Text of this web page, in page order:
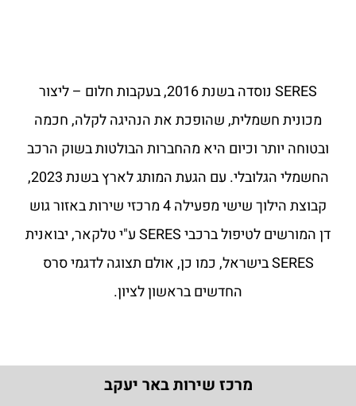
SERES נוסדה בשנת 2016, בעקבות חלום – ליצור
מכונית חשמלית, שהופכת את הנהיגה לקלה, חכמה
ובטוחה יותר וכיום היא מהחברות הבולטות בשוק הרכב
החשמלי הגלובלי. עם הגעת המותג לארץ בשנת 2023,
קבוצת הילוך שישי מפעילה 4 מרכזי שירות באזור גוש
דן המורשים לטיפול ברכבי SERES ע"י טלקאר, יבואנית
SERES בישראל, כמו כן, אולם תצוגה לדגמי סרס
החדשים בראשון לציון.
מרכז שירות באר יעקב